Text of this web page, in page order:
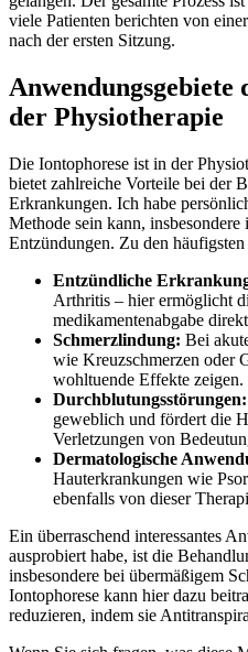
viele Patienten berichten von
nach der ersten Sitzung.
Anwendungsgebiete
der Physiotherapie
Die Iontophorese ist in der
bietet zahlreiche ⁢Vorteile bei der
Erkrankungen. Ich ⁢habe
Methode sein kann,
Entzündungen.​ Zu den häufigsten‍
Entzündliche⁢
Arthritis – hier ermöglicht
medikamentenabgabe
Schmerzlindung: Bei
wie Kreuzschmerzen oder
wohltuende Effekte zeigen.
Durchblutungsstörungen:
geweblich und fördert die
Verletzungen von
Dermatologische
Hauterkrankungen⁣ wie
ebenfalls ⁤von dieser
Ein überraschend interessantes
ausprobiert habe,‌ ist die
insbesondere bei übermäßigem
Iontophorese kann hier dazu
reduzieren, indem sie